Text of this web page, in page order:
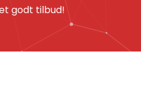
godt tilbud!